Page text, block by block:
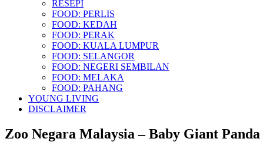
RESEPI
FOOD: PERLIS
FOOD: KEDAH
FOOD: PERAK
FOOD: KUALA LUMPUR
FOOD: SELANGOR
FOOD: NEGERI SEMBILAN
FOOD: MELAKA
FOOD: PAHANG
YOUNG LIVING
DISCLAIMER
Zoo Negara Malaysia – Baby Giant Panda